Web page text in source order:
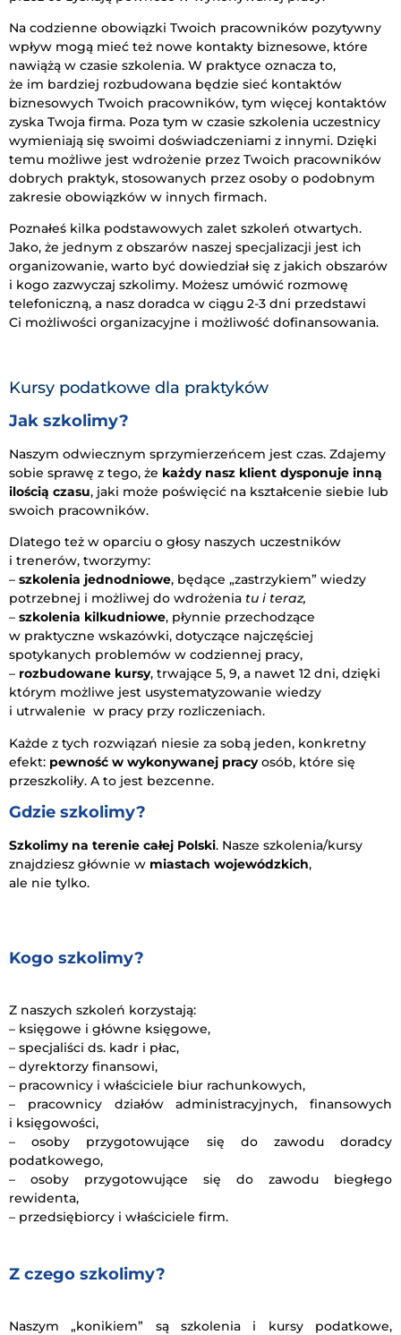
Na codzienne obowiązki Twoich pracowników pozytywny
wpływ mogą mieć też nowe kontakty biznesowe, które
nawiążą w czasie szkolenia. W praktyce oznacza to,
że im bardziej rozbudowana będzie sieć kontaktów
biznesowych Twoich pracowników, tym więcej kontaktów
zyska Twoja firma. Poza tym w czasie szkolenia uczestnicy
wymieniają się swoimi doświadczeniami z innymi. Dzięki
temu możliwe jest wdrożenie przez Twoich pracowników
dobrych praktyk, stosowanych przez osoby o podobnym
zakresie obowiązków w innych firmach.
Poznałeś kilka podstawowych zalet szkoleń otwartych.
Jako, że jednym z obszarów naszej specjalizacji jest ich
organizowanie, warto być dowiedział się z jakich obszarów
i kogo zazwyczaj szkolimy. Możesz umówić rozmowę
telefoniczną, a nasz doradca w ciągu 2-3 dni przedstawi
Ci możliwości organizacyjne i możliwość dofinansowania.
Kursy podatkowe dla praktyków
Jak szkolimy?
Naszym odwiecznym sprzymierzeńcem jest czas. Zdajemy
sobie sprawę z tego, że każdy nasz klient dysponuje inną
ilością czasu, jaki może poświęcić na kształcenie siebie lub
swoich pracowników.
Dlatego też w oparciu o głosy naszych uczestników
i trenerów, tworzymy:
– szkolenia jednodniowe, będące „zastrzykiem” wiedzy
potrzebnej i możliwej do wdrożenia tu i teraz,
– szkolenia kilkudniowe, płynnie przechodzące
w praktyczne wskazówki, dotyczące najczęściej
spotykanych problemów w codziennej pracy,
– rozbudowane kursy, trwające 5, 9, a nawet 12 dni, dzięki
którym możliwe jest usystematyzowanie wiedzy
i utrwalenie w pracy przy rozliczeniach.
Każde z tych rozwiązań niesie za sobą jeden, konkretny
efekt: pewność w wykonywanej pracyosób, które się
przeszkoliły. A to jest bezcenne.
Gdzie szkolimy?
Szkolimy na terenie całej Polski. Nasze szkolenia/kursy
znajdziesz głównie w miastach wojewódzkich,
ale nie tylko.
Kogo szkolimy?
Z naszych szkoleń korzystają:
– księgowe i główne księgowe,
– specjaliści ds. kadr i płac,
– dyrektorzy finansowi,
– pracownicy i właściciele biur rachunkowych,
– pracownicy działów administracyjnych, finansowych
i księgowości,
– osoby przygotowujące się do zawodu doradcy
podatkowego,
– osoby przygotowujące się do zawodu biegłego
rewidenta,
– przedsiębiorcy i właściciele firm.
Z czego szkolimy?
Naszym „konikiem” są szkolenia i kursy podatkowe,